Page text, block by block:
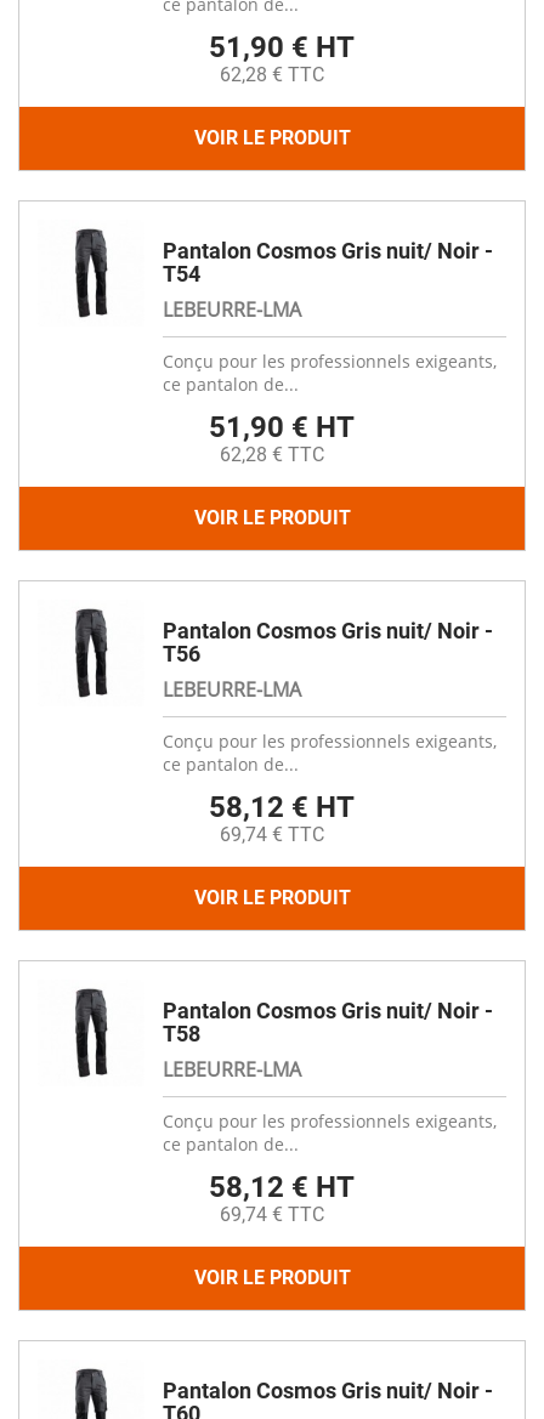
51,90 € HT
62,28 € TTC
VOIR LE PRODUIT
Pantalon Cosmos Gris nuit/ Noir -
T54
LEBEURRE-LMA
Conçu pour les professionnels exigeants,
ce pantalon de...
51,90 € HT
62,28 € TTC
VOIR LE PRODUIT
Pantalon Cosmos Gris nuit/ Noir -
T56
LEBEURRE-LMA
Conçu pour les professionnels exigeants,
ce pantalon de...
58,12 € HT
69,74 € TTC
VOIR LE PRODUIT
Pantalon Cosmos Gris nuit/ Noir -
T58
LEBEURRE-LMA
Conçu pour les professionnels exigeants,
ce pantalon de...
58,12 € HT
69,74 € TTC
VOIR LE PRODUIT
Pantalon Cosmos Gris nuit/ Noir -
T60